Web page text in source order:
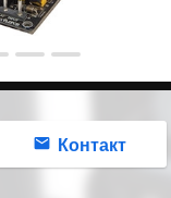
Контакт